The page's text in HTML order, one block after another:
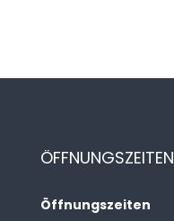
ÖFFNUNGSZEITEN
Öffnungszeiten